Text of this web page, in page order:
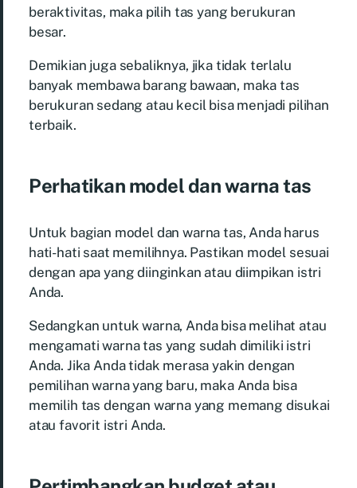
beraktivitas, maka pilih tas yang berukuran
besar.
Demikian juga sebaliknya, jika tidak terlalu
banyak membawa barang bawaan, maka tas
berukuran sedang atau kecil bisa menjadi pilihan
terbaik.
Perhatikan model dan warna tas
Untuk bagian model dan warna tas, Anda harus
hati-hati saat memilihnya. Pastikan model sesuai
dengan apa yang diinginkan atau diimpikan istri
Anda.
Sedangkan untuk warna, Anda bisa melihat atau
mengamati warna tas yang sudah dimiliki istri
Anda. Jika Anda tidak merasa yakin dengan
pemilihan warna yang baru, maka Anda bisa
memilih tas dengan warna yang memang disukai
atau favorit istri Anda.